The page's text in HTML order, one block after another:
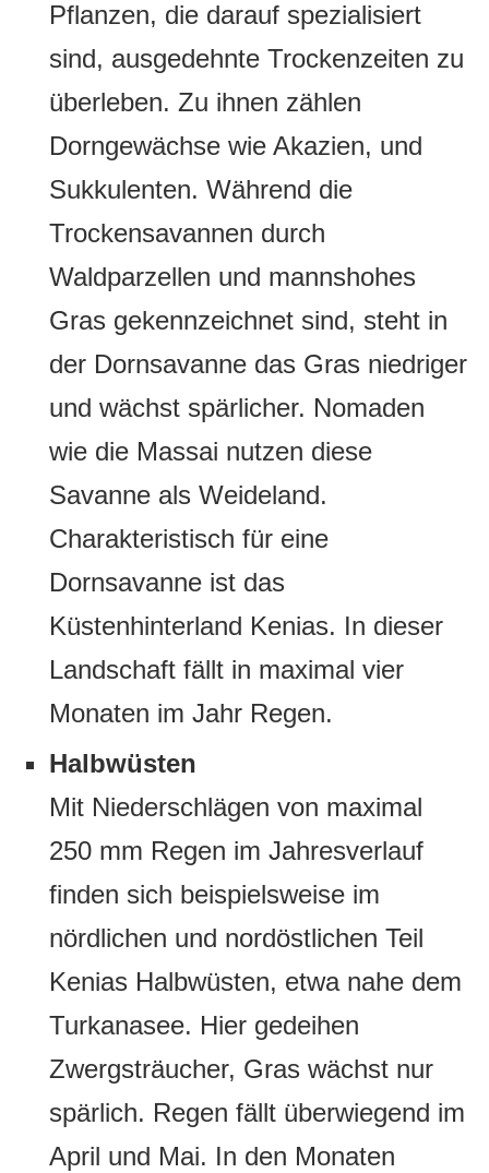
Pflanzen, die darauf spezialisiert
sind, ausgedehnte Trockenzeiten zu
überleben. Zu ihnen zählen
Dorngewächse wie Akazien, und
Sukkulenten. Während die
Trockensavannen durch
Waldparzellen und mannshohes
Gras gekennzeichnet sind, steht in
der Dornsavanne das Gras niedriger
und wächst spärlicher. Nomaden
wie die Massai nutzen diese
Savanne als Weideland.
Charakteristisch für eine
Dornsavanne ist das
Küstenhinterland Kenias. In dieser
Landschaft fällt in maximal vier
Monaten im Jahr Regen.
Halbwüsten
Mit Niederschlägen von maximal
250 mm Regen im Jahresverlauf
finden sich beispielsweise im
nördlichen und nordöstlichen Teil
Kenias Halbwüsten, etwa nahe dem
Turkanasee. Hier gedeihen
Zwergsträucher, Gras wächst nur
spärlich. Regen fällt überwiegend im
April und Mai. In den Monaten